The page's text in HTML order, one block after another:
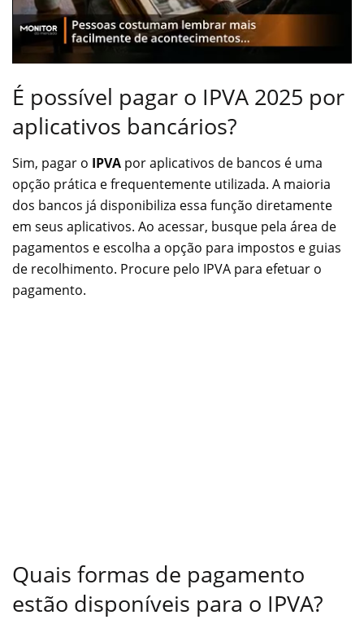
É possível pagar o IPVA 2025 por
aplicativos bancários?
Sim, pagar o IPVA por aplicativos de bancos é uma
opção prática e frequentemente utilizada. A maioria
dos bancos já disponibiliza essa função diretamente
em seus aplicativos. Ao acessar, busque pela área de
pagamentos e escolha a opção para impostos e guias
de recolhimento. Procure pelo IPVA para efetuar o
pagamento.
Quais formas de pagamento
estão disponíveis para o IPVA?